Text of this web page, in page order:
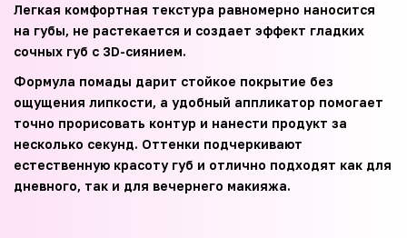
Легкая комфортная текстура равномерно наносится
на губы, не растекается и создает эффект гладких
сочных губ с 3D-сиянием.
Формула помады дарит стойкое покрытие без
ощущения липкости, а удобный аппликатор помогает
точно прорисовать контур и нанести продукт за
несколько секунд. Оттенки подчеркивают
естественную красоту губ и отлично подходят как для
дневного, так и для вечернего макияжа.